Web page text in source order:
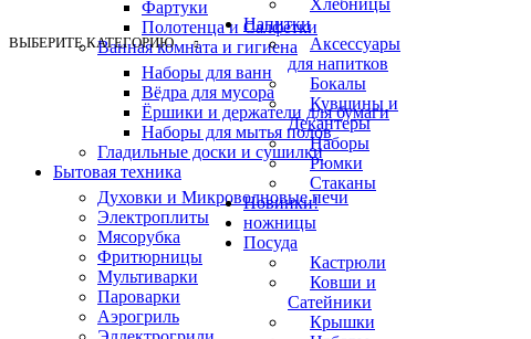
ВЫБЕРИТЕ КАТЕГОРИЮ
Хлебницы
Напитки
Аксессуары
для напитков
Бокалы
Кувшины и
Декантеры
Наборы
Рюмки
Стаканы
Новинки!
ножницы
Посуда
Кастрюли
Ковши и
Сатейники
Крышки
Фартуки
Полотенца и Салфетки
Ванная комната и гигиена
Наборы для ванн
Вёдра для мусора
Ёршики и держатели для бумаги
Наборы для мытья полов
Гладильные доски и сушилки
Бытовая техника
Духовки и Микроволновые печи
Электроплиты
Мясорубка
Фритюрницы
Мультиварки
Пароварки
Аэрогриль